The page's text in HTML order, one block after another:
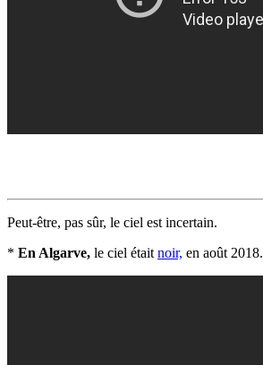
Peut-être, pas sûr, le ciel est incertain.
* En Algarve, le ciel étaitnoir, en août 2018.